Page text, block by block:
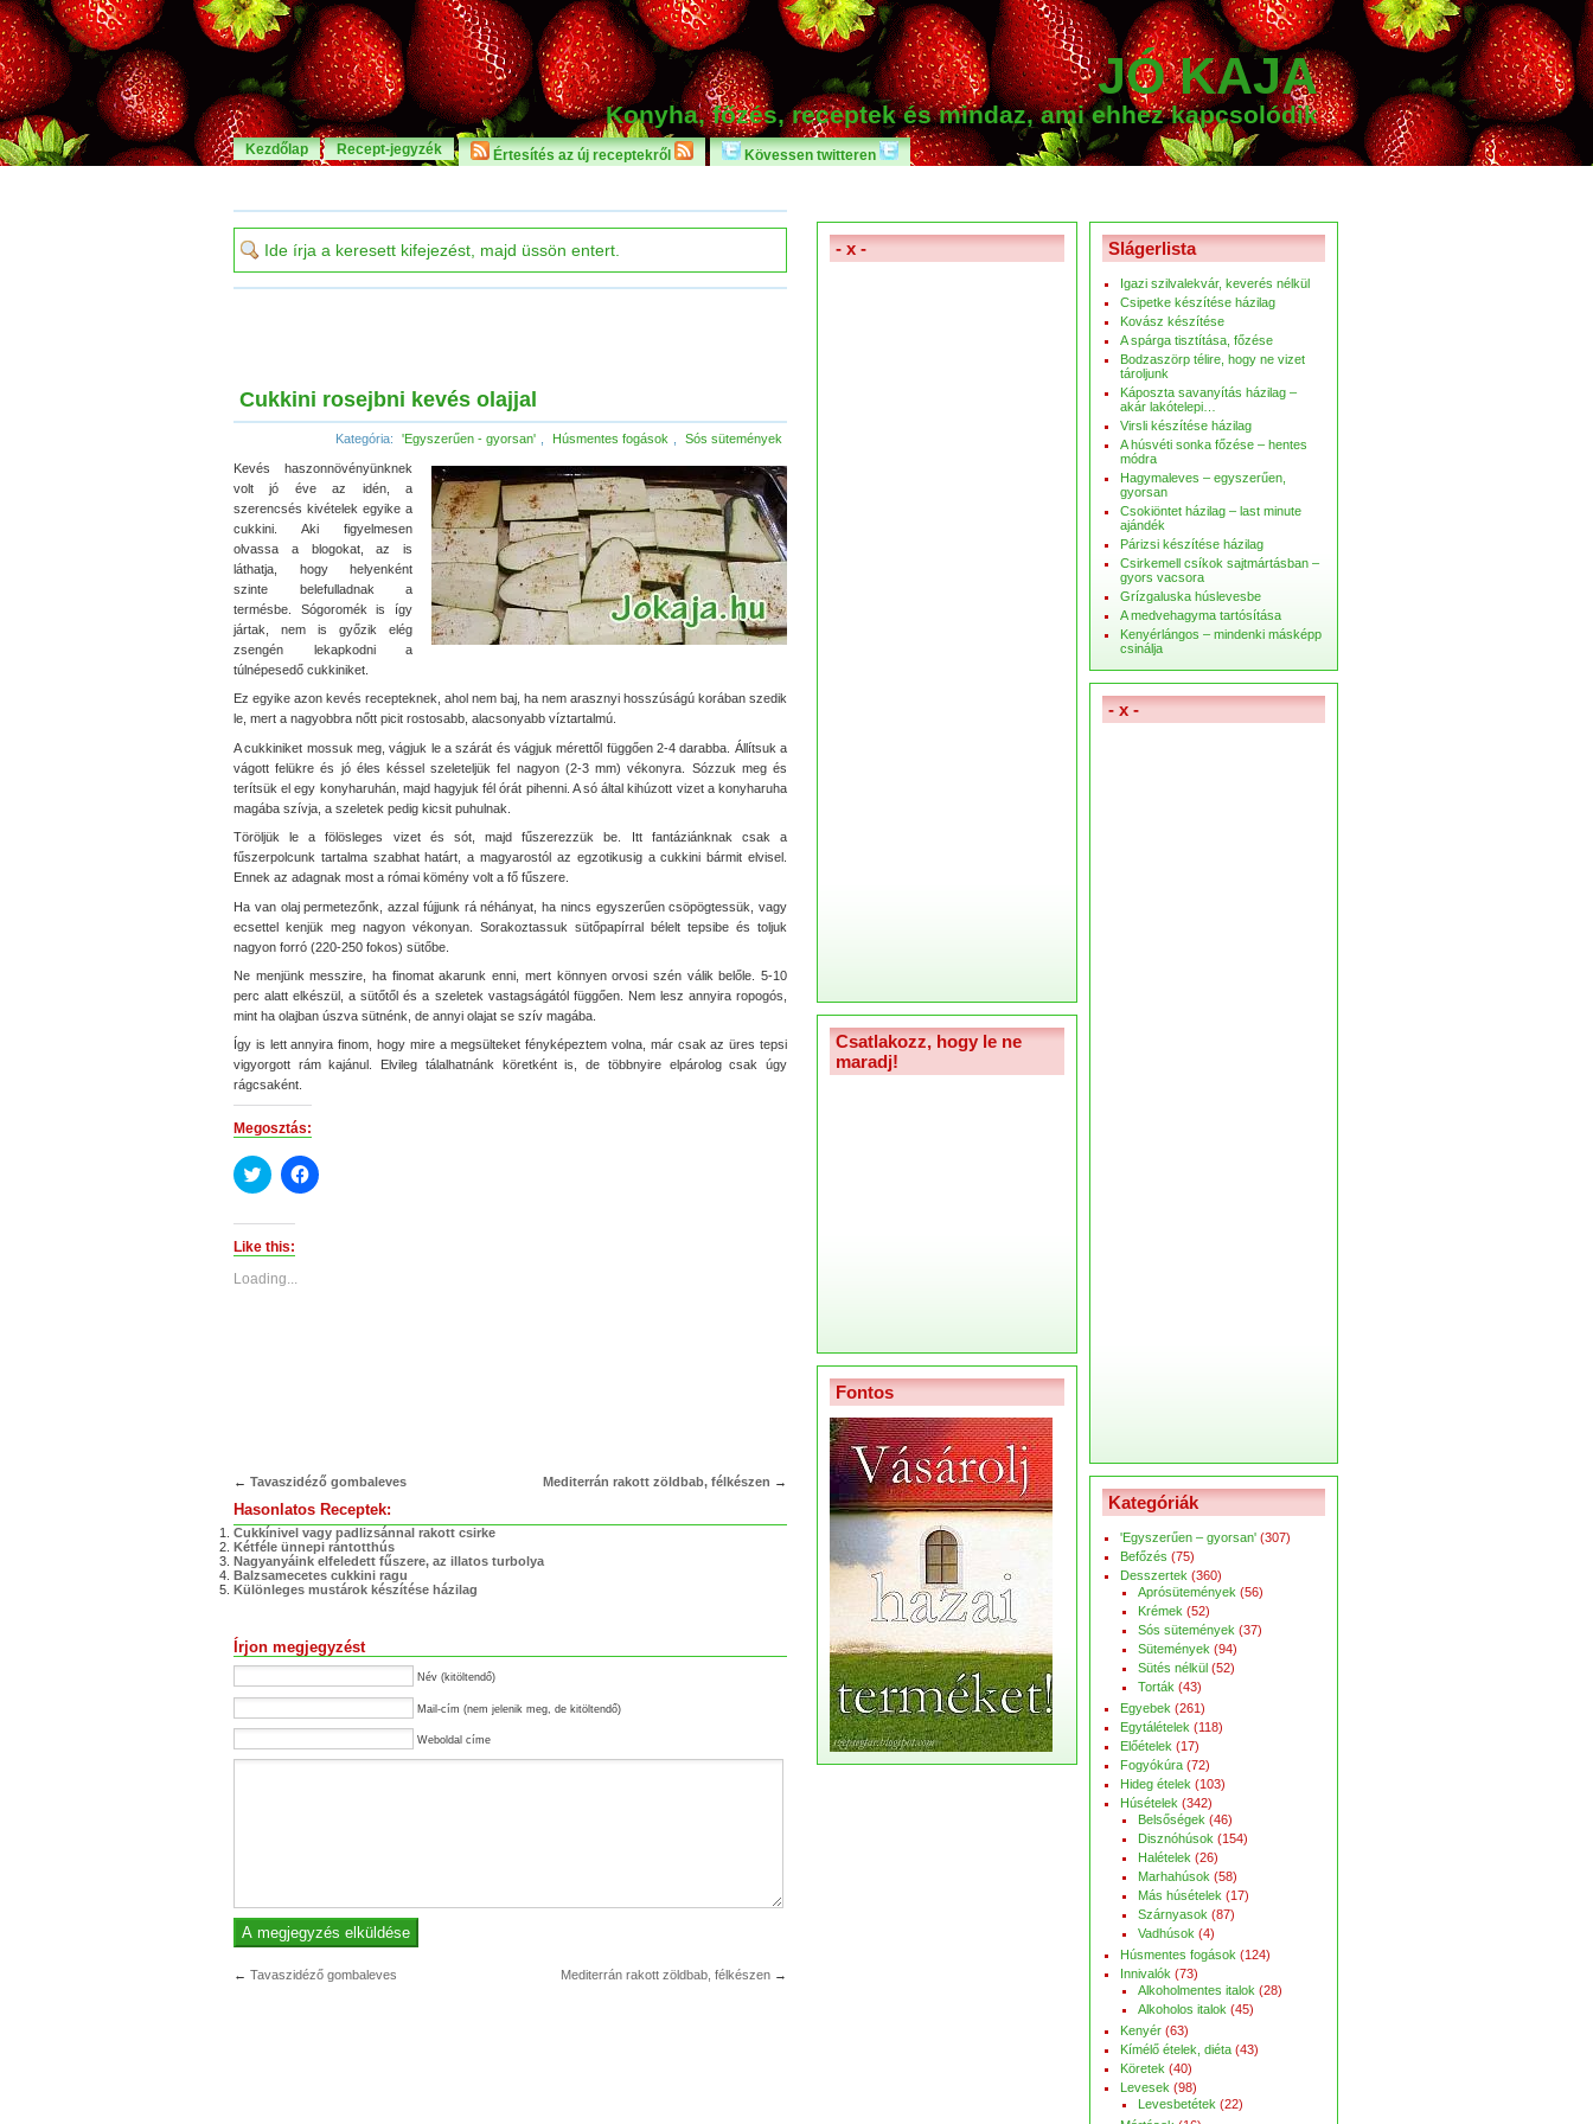
JÓ KAJA
Konyha, főzés, receptek és mindaz, ami ehhez kapcsolódik
Kezdőlap Recept-jegyzék Értesítés az új receptekről Kövessen twitteren
Cukkini rosejbni kevés olajjal
Kategória: 'Egyszerűen - gyorsan' Húsmentes fogások Sós sütemények
Kevés haszonnövényünknek
volt jó éve az idén, a
szerencsés kivételek egyike a
cukkini. Aki figyelmesen
olvassa a blogokat, az is
láthatja, hogy helyenként
szinte belefulladnak a
termésbe. Sógoromék is így
jártak, nem is győzik elég
zsengén lekapkodni a
túlnépesedő cukkiniket.
Ez egyike azon kevés recepteknek, ahol nem baj, ha nem arasznyi hosszúságú korában szedik
le, mert a nagyobbra nőtt picit rostosabb, alacsonyabb víztartalmú.
A cukkiniket mossuk meg, vágjuk le a szárát és vágjuk mérettől függően 2-4 darabba. Állítsuk a
vágott felükre és jó éles késsel szeleteljük fel nagyon (2-3 mm) vékonyra. Sózzuk meg és
terítsük el egy konyharuhán, majd hagyjuk fél órát pihenni. A só által kihúzott vizet a konyharuha
magába szívja, a szeletek pedig kicsit puhulnak.
Töröljük le a fölösleges vizet és sót, majd fűszerezzük be. Itt fantáziánknak csak a
fűszerpolcunk tartalma szabhat határt, a magyarostól az egzotikusig a cukkini bármit elvisel.
Ennek az adagnak most a római kömény volt a fő fűszere.
Ha van olaj permetezőnk, azzal fújjunk rá néhányat, ha nincs egyszerűen csöpögtessük, vagy
ecsettel kenjük meg nagyon vékonyan. Sorakoztassuk sütőpapírral bélelt tepsibe és toljuk
nagyon forró (220-250 fokos) sütőbe.
Ne menjünk messzire, ha finomat akarunk enni, mert könnyen orvosi szén válik belőle. 5-10
perc alatt elkészül, a sütőtől és a szeletek vastagságától függően. Nem lesz annyira ropogós,
mint ha olajban úszva sütnénk, de annyi olajat se szív magába.
Így is lett annyira finom, hogy mire a megsülteket fényképeztem volna, már csak az üres tepsi
vigyorgott rám kajánul. Elvileg tálalhatnánk köretként is, de többnyire elpárolog csak úgy
rágcsaként.
Megosztás:
Click
to
(Opens
in
new
Click
to
Like this:
Loading...
← Tavaszidéző gombaleves Mediterrán rakott zöldbab, félkészen →
Hasonlatos Receptek:
Cukkínivel vagy padlizsánnal rakott csirke
Kétféle ünnepi rántotthús
Nagyanyáink elfeledett fűszere, az illatos turbolya
Balzsamecetes cukkini ragu
Különleges mustárok készítése házilag
Írjon megjegyzést
Név (kitöltendő)
Mail-cím (nem jelenik meg, de kitöltendő)
Weboldal címe
← Tavaszidéző gombaleves Mediterrán rakott zöldbab, félkészen →
- x -
Csatlakozz, hogy le ne
maradj!
Fontos
Slágerlista
Igazi szilvalekvár, keverés nélkül
Csipetke készítése házilag
Kovász készítése
A spárga tisztítása, főzése
Bodzaszörp télire, hogy ne vizet
tároljunk
Káposzta savanyítás házilag –
akár lakótelepi…
Virsli készítése házilag
A húsvéti sonka főzése – hentes
módra
Hagymaleves – egyszerűen,
gyorsan
Csokiöntet házilag – last minute
ajándék
Párizsi készítése házilag
Csirkemell csíkok sajtmártásban –
gyors vacsora
Grízgaluska húslevesbe
A medvehagyma tartósítása
Kenyérlángos – mindenki másképp
csinálja
- x -
Kategóriák
'Egyszerűen – gyorsan' (307)
Befőzés (75)
Desszertek (360)
Aprósütemények (56)
Krémek (52)
Sós sütemények (37)
Sütemények (94)
Sütés nélkül (52)
Torták (43)
Egyebek (261)
Egytálételek (118)
Előételek (17)
Fogyókúra (72)
Hideg ételek (103)
Húsételek (342)
Belsőségek (46)
Disznóhúsok (154)
Halételek (26)
Marhahúsok (58)
Más húsételek (17)
Szárnyasok (87)
Vadhúsok (4)
Húsmentes fogások (124)
Innivalók (73)
Alkoholmentes italok (28)
Alkoholos italok (45)
Kenyér (63)
Kímélő ételek, diéta (43)
Köretek (40)
Levesek (98)
Levesbetétek (22)